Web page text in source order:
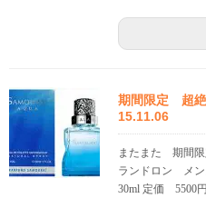
期間限定 超
15.11.06
またまた 期間
ランドロン メ
30ml 定価 5500